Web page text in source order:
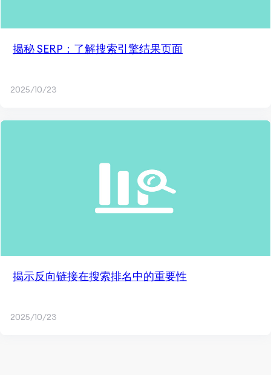
揭秘 SERP：了解搜索引擎结果页面
2025/10/23
揭示反向链接在搜索排名中的重要性
2025/10/23